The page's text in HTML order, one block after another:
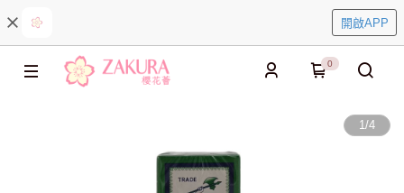
開啟APP
0
1/4